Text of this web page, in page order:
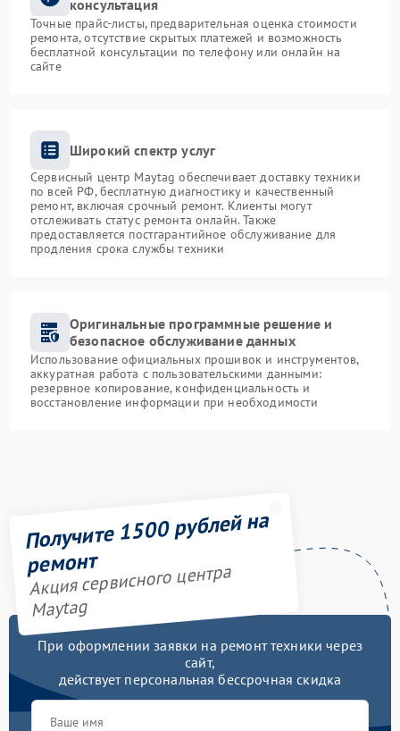
консультация
Точные прайс-листы, предварительная оценка стоимости
ремонта, отсутствие скрытых платежей и возможность
бесплатной консультации по телефону или онлайн на
сайте
Широкий спектр услуг
Сервисный центр Maytag обеспечивает доставку техники
по всей РФ, бесплатную диагностику и качественный
ремонт, включая срочный ремонт. Клиенты могут
отслеживать статус ремонта онлайн. Также
предоставляется постгарантийное обслуживание для
продления срока службы техники
Оригинальные программные решение и
безопасное обслуживание данных
Использование официальных прошивок и инструментов,
аккуратная работа с пользовательскими данными:
резервное копирование, конфиденциальность и
восстановление информации при необходимости
Получите 1500 рублей на
ремонт
Акция сервисного центра
Maytag
При оформлении заявки на ремонт техники через
сайт,
действует персональная бессрочная скидка